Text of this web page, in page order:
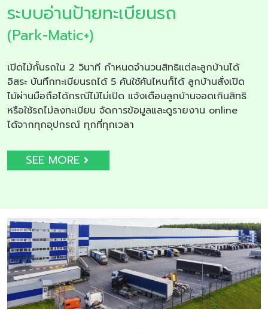
ระบบอ่านป้ายทะเบียนรถ
(Park-Matic+)
เปิดไม้กั้นรถใน 2 วินาที กำหนดจำนวนสิทธิแต่ละลูกบ้านได้
อิสระ บันทึกทะเบียนรถได้ 5 คันใช้คันไหนก็ได้ ลูกบ้านสั่งเปิด
ไม้ผ่านมือถือได้กรณีไม้ไม่เปิด แจ้งเตือนลูกบ้านจอดเกินสิทธิ
หรือใช้รถไม่ลงทะเบียน จัดการข้อมูลและดูรายงาน online
ได้จากทุกอุปกรณ์ ทุกที่ทุกเวลา
SEE MORE